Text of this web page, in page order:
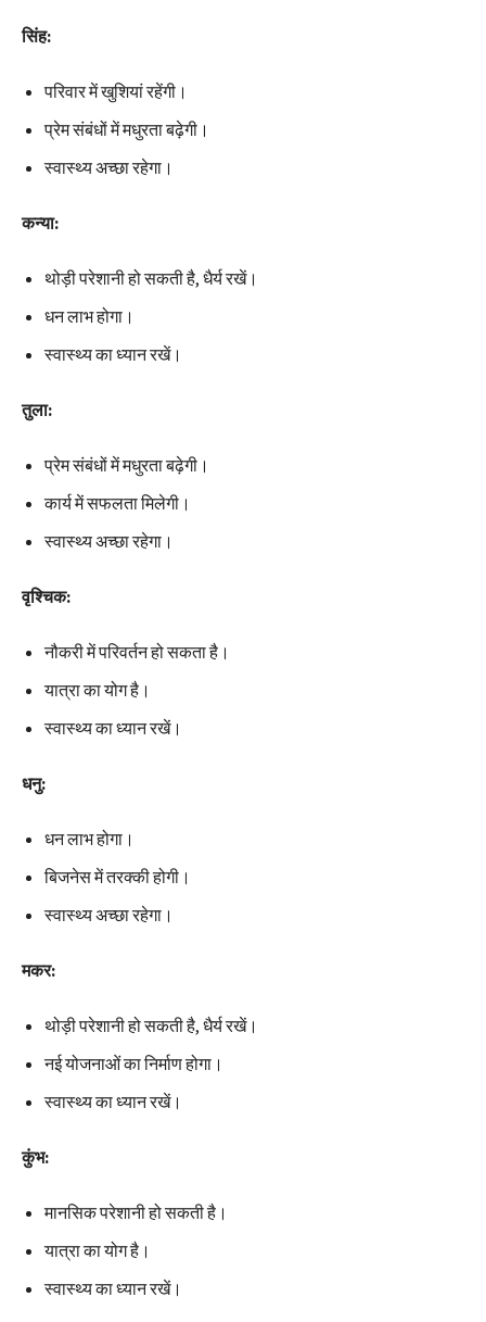
सिंह:
परिवार में खुशियां रहेंगी।
प्रेम संबंधों में मधुरता बढ़ेगी।
स्वास्थ्य अच्छा रहेगा।
कन्या:
थोड़ी परेशानी हो सकती है, धैर्य रखें।
धन लाभ होगा।
स्वास्थ्य का ध्यान रखें।
तुला:
प्रेम संबंधों में मधुरता बढ़ेगी।
कार्य में सफलता मिलेगी।
स्वास्थ्य अच्छा रहेगा।
वृश्चिक:
नौकरी में परिवर्तन हो सकता है।
यात्रा का योग है।
स्वास्थ्य का ध्यान रखें।
धनु:
धन लाभ होगा।
बिजनेस में तरक्की होगी।
स्वास्थ्य अच्छा रहेगा।
मकर:
थोड़ी परेशानी हो सकती है, धैर्य रखें।
नई योजनाओं का निर्माण होगा।
स्वास्थ्य का ध्यान रखें।
कुंभ:
मानसिक परेशानी हो सकती है।
यात्रा का योग है।
स्वास्थ्य का ध्यान रखें।